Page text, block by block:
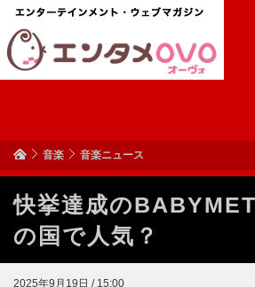
音楽 音楽ニュース
快挙達成の
の国で人気？
2025年9月19日 / 15:00